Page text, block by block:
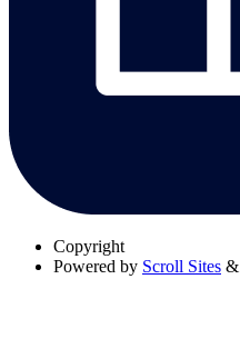
Copyright
Powered by Scroll Sites &